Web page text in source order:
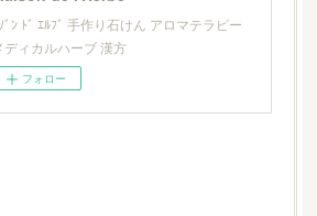
ﾞﾝ ﾄﾞ ｴﾙﾌﾞ 手作り石けん アロマテラピー
ディカルハーブ 漢方
フォロー